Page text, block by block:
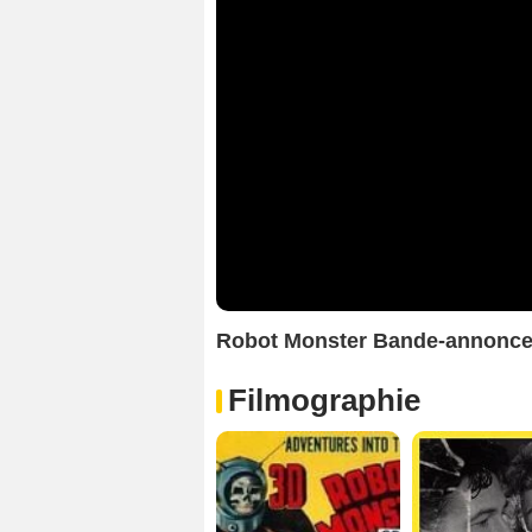
Robot Monster Bande-
Filmographie